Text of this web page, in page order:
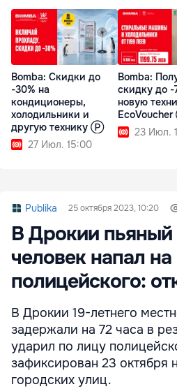
Bomba: Скидки до
-30% на
кондиционеры,
холодильники и
другую технику Ⓟ
27 Июл. 15:00
Bomba:
скидку до -
новую
23 Июл.
Publika 25 октября 2023, 10:20
В Дрокии
человек напал на
полицейского:
В Дрокии 19-летнего
задержали на 72 часа в
ударил по лицу
зафиксирован 23 октября
городских улиц.